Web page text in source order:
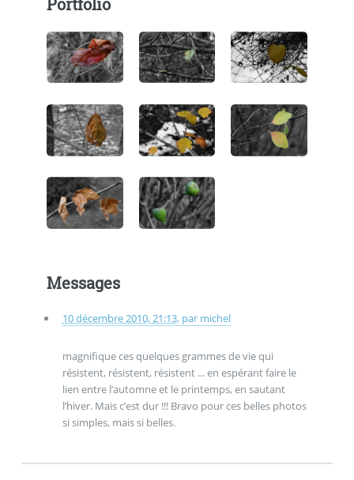
Messages
10 décembre 2010, 21:13, par michel
magnifique ces quelques grammes de vie qui
résistent, résistent, résistent ... en espérant faire le
lien entre l’automne et le printemps, en sautant
l’hiver. Mais c’est dur !!! Bravo pour ces belles photos
si simples, mais si belles.